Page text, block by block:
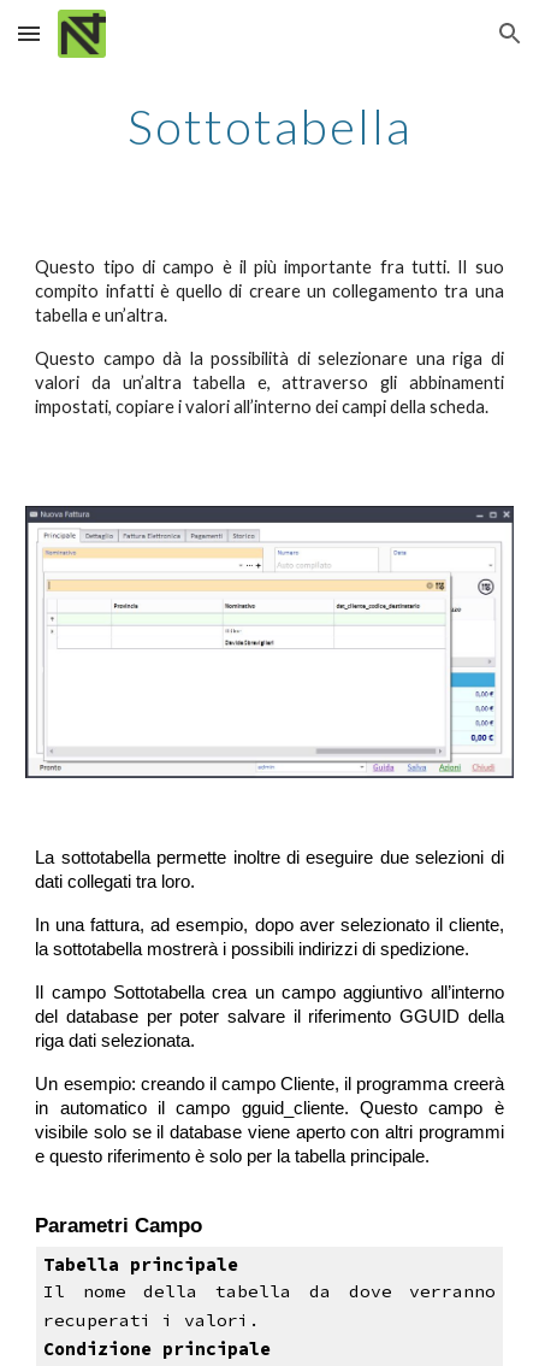
Skip to main content Skip to navigation
Sottotabella
Questo tipo di campo è il più importante fra tutti. Il suo
compito infatti è quello di creare un collegamento tra una
tabella e un’altra.
Questo campo dà la possibilità di selezionare una riga di
valori da un’altra tabella e, attraverso gli abbinamenti
impostati, copiare i valori all’interno dei campi della scheda.
La sottotabella permette inoltre di eseguire due selezioni di
dati collegati tra loro.
In una fattura, ad esempio, dopo aver selezionato il cliente,
la sottotabella mostrerà i possibili indirizzi di spedizione.
Il campo Sottotabella crea un campo aggiuntivo all’interno
del database per poter salvare il riferimento GGUID della
riga dati selezionata.
Un esempio: creando il campo Cliente, il programma creerà
in automatico il campo gguid_cliente. Questo campo è
visibile solo se il database viene aperto con altri programmi
e questo riferimento è solo per la tabella principale.
Parametri Campo
Tabella principale
Il nome della tabella da dove verranno
recuperati i valori.
Condizione principale